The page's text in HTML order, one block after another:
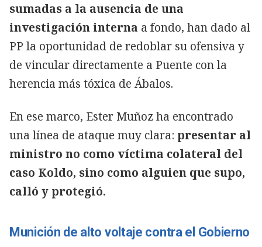
sumadas a la ausencia de una
investigación interna a fondo, han dado al
PP la oportunidad de redoblar su ofensiva y
de vincular directamente a Puente con la
herencia más tóxica de Ábalos.
En ese marco, Ester Muñoz ha encontrado
una línea de ataque muy clara: presentar al
ministro no como víctima colateral del
caso Koldo, sino como alguien que supo,
calló y protegió.
Munición de alto voltaje contra el Gobierno